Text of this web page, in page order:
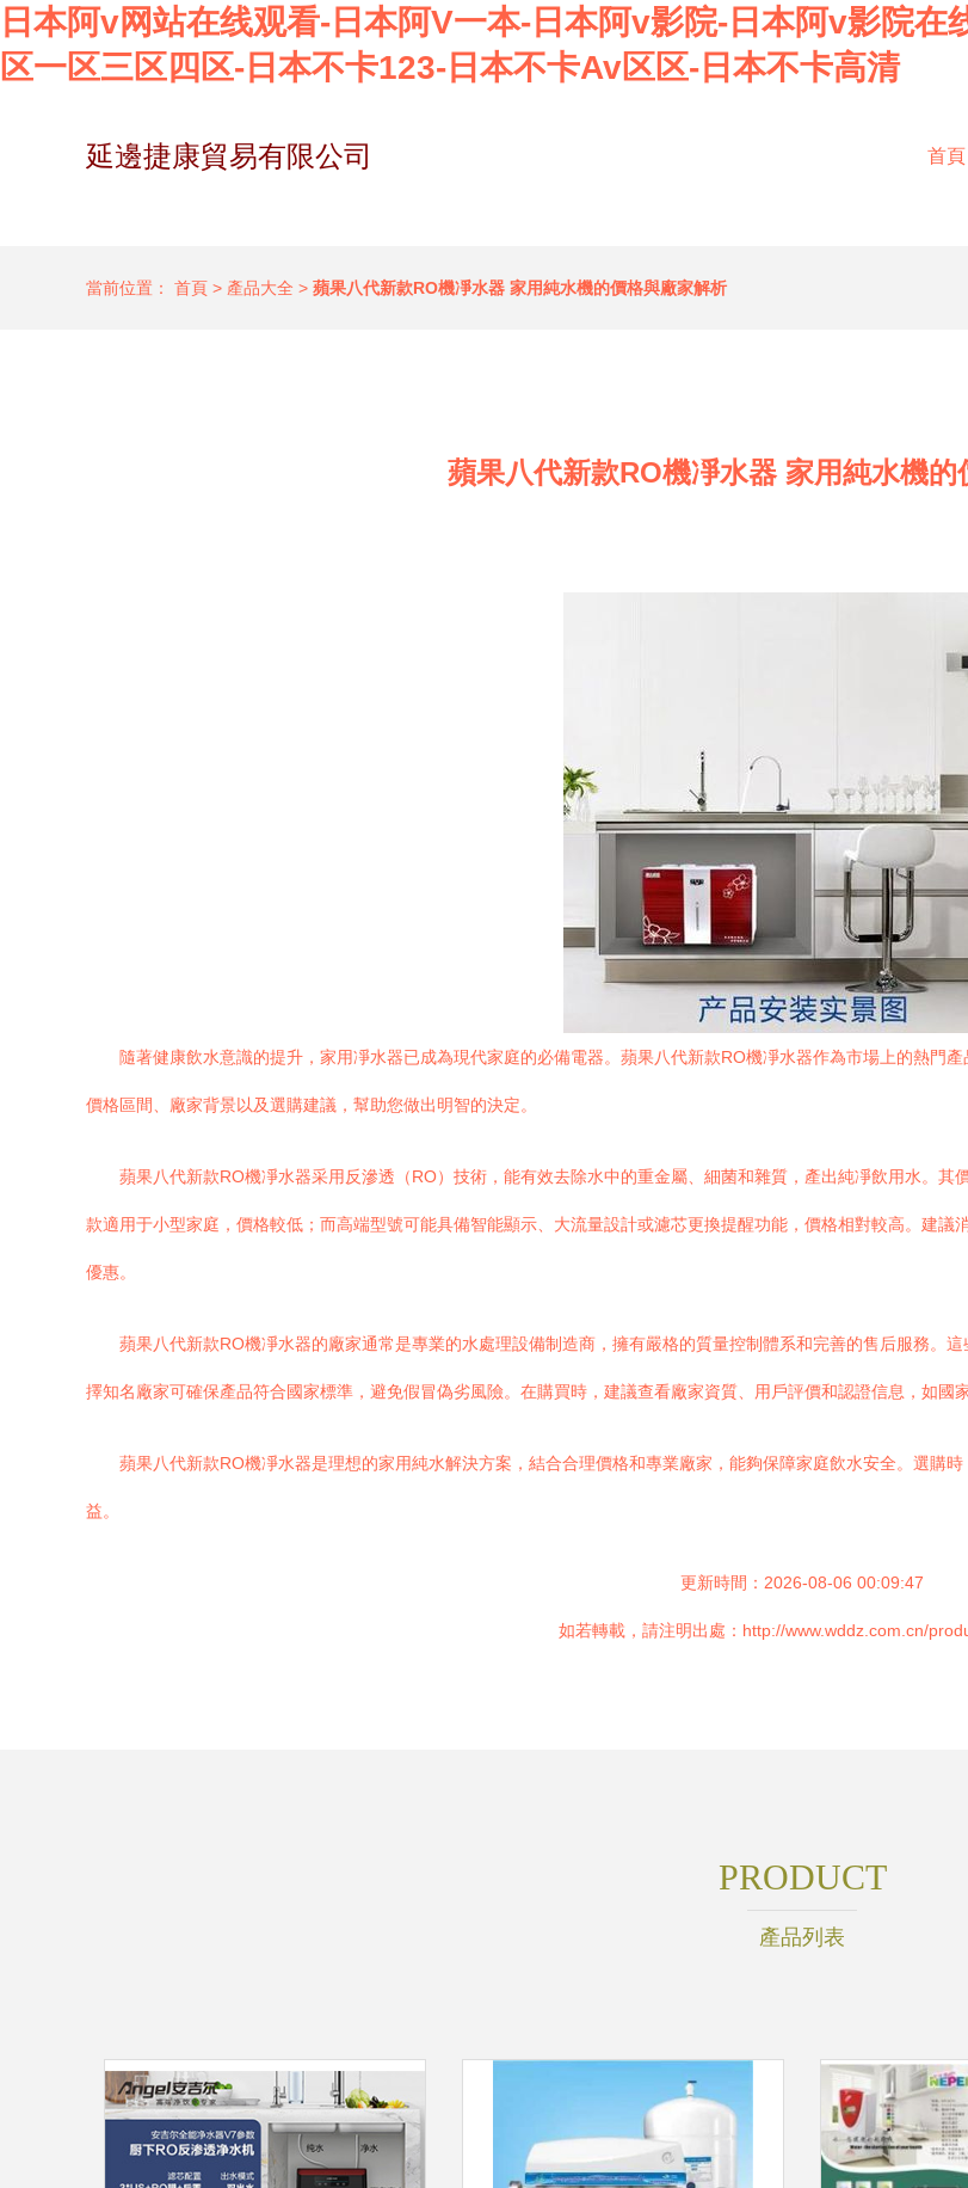
日本阿v网站在线观看-日本阿V一本-日本阿v影院-日本阿v影院
区一区三区四区-日本不卡123-日本不卡Av区区-日本不卡高清
延邊捷康貿易有限公司 首頁
當前位置： 首頁 > 產品大全 > 蘋果八代新款RO機凈水器 家用純水機的價格與廠家解析
蘋果八代新款RO機凈水器 家用純水機的
隨著健康飲水意識的提升，家用凈水器已成為現代家庭的必備電器。蘋果八代新款RO機凈水器作為市場上的熱門
價格區間、廠家背景以及選購建議，幫助您做出明智的決定。
蘋果八代新款RO機凈水器采用反滲透（RO）技術，能有效去除水中的重金屬、細菌和雜質，產出純凈飲用水。
款適用于小型家庭，價格較低；而高端型號可能具備智能顯示、大流量設計或濾芯更換提醒功能，價格相對較高。建
優惠。
蘋果八代新款RO機凈水器的廠家通常是專業的水處理設備制造商，擁有嚴格的質量控制體系和完善的售后服務。
擇知名廠家可確保產品符合國家標準，避免假冒偽劣風險。在購買時，建議查看廠家資質、用戶評價和認證信息，如國
蘋果八代新款RO機凈水器是理想的家用純水解決方案，結合合理價格和專業廠家，能夠保障家庭飲水安全。選購
益。
更新時間：2026-08-06 00:09:47
如若轉載，請注明出處：http://www.wddz.com.cn/
PRODUCT
產品列表